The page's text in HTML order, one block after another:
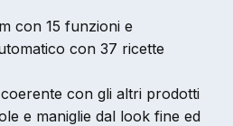
con 15 funzioni e
con 37 ricette
con gli altri prodotti
e maniglie dal look fine ed